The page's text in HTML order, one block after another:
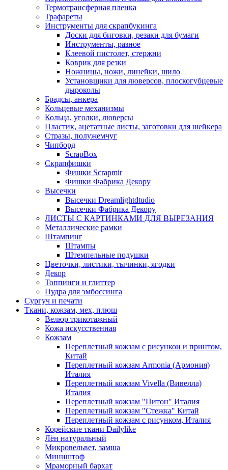
Термотрансферная пленка
Трафареты
Инструменты для скрапбукинга
Доски для биговки, резаки для бумаги
Инструменты, разное
Клеевой пистолет, стержни
Коврик для резки
Ножницы, ножи, линейки, шило
Установщики для люверсов, плоскогубцевые
дыроколы
Брадсы, анкера
Кольцевые механизмы
Кольца, уголки, люверсы
Пластик, ацетатные листы, заготовки для шейкера
Стразы, полужемчуг
Чипборд
ScrapBox
Скрапфишки
Фишки Scrapmir
Фишки Фабрика Декору
Высечки
Высечки Dreamlightdtudio
Высечки Фабрика Декору
ЛИСТЫ С КАРТИНКАМИ ДЛЯ ВЫРЕЗАНИЯ
Металлические рамки
Штампинг
Штампы
Штемпельные подушки
Цветочки, листики, тычинки, ягодки
Декор
Топпинги и глиттер
Пудра для эмбоссинга
Сургуч и печати
Ткани, кожзам, мех, плюш
Велюр трикотажный
Кожа искусственная
Кожзам
Переплетный кожзам с рисункои и принтом,
Китай
Переплетный кожзам Armonia (Армония)
Италия
Переплетный кожзам Vivella (Вивелла)
Италия
Переплетный кожзам "Питон" Италия
Переплетный кожзам "Стежка" Китай
Переплетный кожзам с рисунком, Италия
Корейские ткани Dailylike
Лён натуральный
Микровельвет, замша
Миништоф
Мраморный бархат